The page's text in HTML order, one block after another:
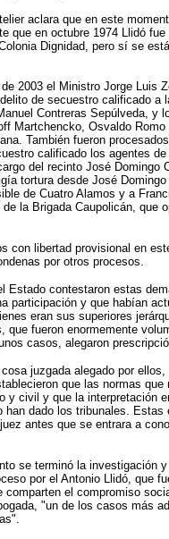
aclara que en este
que en octubre 1974 Llidó
Dignidad, pero sí se
2003 el Ministro Jorge Luis
de secuestro calificado a
Contreras Sepúlveda, y
Martchencko, Osvaldo
También fueron
calificado los agentes
del recinto José Domingo
tortura desde José
de Cuatro Alamos y a
de la Brigada Caupolicán, que
con libertad provisional en
por otros procesos.
Estado contestaron estas
participación y que habían
eran sus superiores
que fueron enormemente
casos, alegaron
juzgada alegado por
que las normas que
y civil y que la interpretación
han dado los tribunales. Estas
antes que se entrara a
se terminó la investigación
por el Antonio Llidó, que
comparten el compromiso
"un de los casos más